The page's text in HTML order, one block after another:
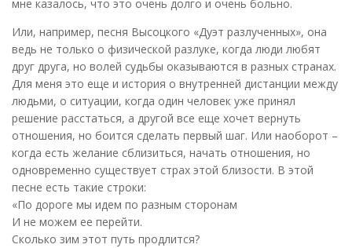
мне казалось, что это очень долго и очень больно.
Или, например, песня Высоцкого «Дуэт разлученных», она
ведь не только о физической разлуке, когда люди любят
друг друга, но волей судьбы оказываются в разных странах.
Для меня это еще и история о внутренней дистанции между
людьми, о ситуации, когда один человек уже принял
решение расстаться, а другой все еще хочет вернуть
отношения, но боится сделать первый шаг. Или наоборот –
когда есть желание сблизиться, начать отношения, но
одновременно существует страх этой близости. В этой
песне есть такие строки:
«По дороге мы идем по разным сторонам
И не можем ее перейти.
Сколько зим этот путь продлится?